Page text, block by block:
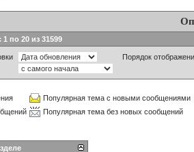
по 20 из 31599
Порядок
Популярная тема с новыми сообщениями
Популярная тема без новых сообщений